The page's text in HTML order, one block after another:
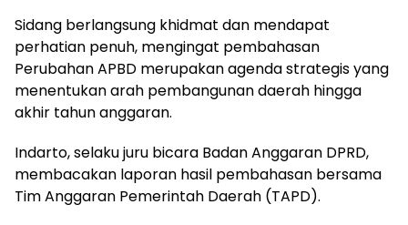
Sidang berlangsung khidmat dan mendapat
perhatian penuh, mengingat pembahasan
Perubahan APBD merupakan agenda strategis yang
menentukan arah pembangunan daerah hingga
akhir tahun anggaran.
Indarto, selaku juru bicara Badan Anggaran DPRD,
membacakan laporan hasil pembahasan bersama
Tim Anggaran Pemerintah Daerah (TAPD).